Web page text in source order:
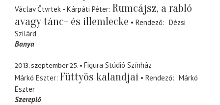
Václav Čtvrtek - Kárpáti Péter Rumcájsz, a rabló
avagy tánc- és illemlecke
Rendező
Dézsi
Szilárd
Banya
2013. szeptember 25.
Figura Stúdió Színház
Márkó Eszter Füttyös kalandjai Rendező
Márkó
Eszter
Szereplő